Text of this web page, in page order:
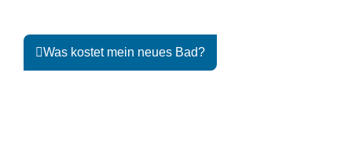
Was kostet mein neues Bad?